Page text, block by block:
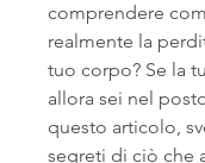
comprendere
realmente la
tuo corpo? Se la
allora sei nel
questo articolo,
segreti di ciò che